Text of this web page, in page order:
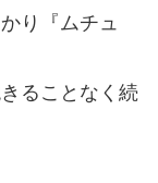
り『ムチュ
ることなく続